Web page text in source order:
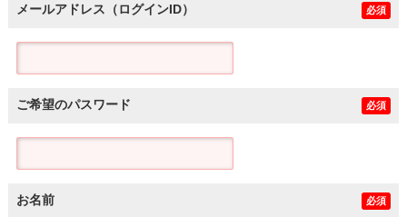
メールアドレス（ログインID） 必須
ご希望のパスワード 必須
お名前 必須